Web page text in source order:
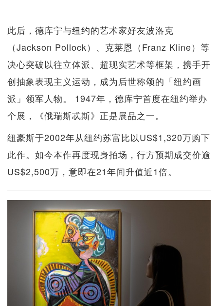
此后，德库宁与纽约的艺术家好友波洛克
（Jackson Pollock）、克莱恩（Franz Kline）等
决心突破以往立体派、超现实艺术等框架，携手开
创抽象表现主义运动，成为后世称颂的「纽约画
派」领军人物。 1947年，德库宁首度在纽约举办
个展，《俄瑞斯忒斯》正是展品之一。
纽豪斯于2002年从纽约苏富比以US$1,320万购下
此作。如今本作再度现身拍场，行方预期成交价逾
US$2,500万，意即在21年间升值近1倍。